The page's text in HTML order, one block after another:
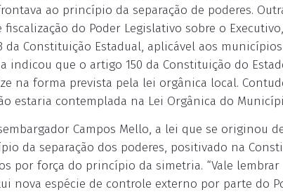
ao princípio da separação de poderes.
do Poder Legislativo sobre o
Constituição Estadual, aplicável aos
indicou que o artigo 150 da Constituição do
na forma prevista pela lei orgânica local.
estaria contemplada na Lei Orgânica do
Campos Mello, a lei que se originou
da separação dos poderes, positivado na
por força do princípio da simetria. “Vale
nova espécie de controle externo por parte do